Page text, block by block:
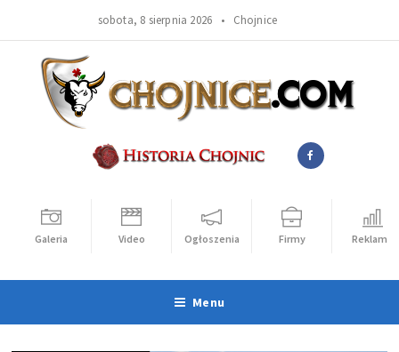
sobota, 8 sierpnia 2026 • Chojnice
Galeria Video Ogłoszenia Firmy Reklama
Menu